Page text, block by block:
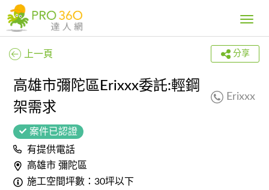
Toggle
上一頁 分享
高雄市彌陀區Erixxx委託:輕鋼
架需求
Erixxx
案件已認證
有提供電話
高雄市 彌陀區
施工空間坪數：30坪以下